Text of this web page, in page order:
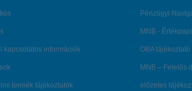
kapcsolatos információk
termék tájékoztatók
Pénzügyi
MNB -
OBA tájékoztató
MNB – Felelős
előzetes